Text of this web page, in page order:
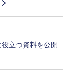
立つ資料を公開